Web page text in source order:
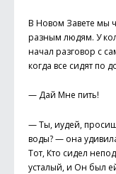
В Новом Завете мы
разным людям. У
начал разговор с
когда все сидят по
— Дай Мне пить!
— Ты, иудей,
воды? — она
Тот, Кто сидел
усталый, и Он был